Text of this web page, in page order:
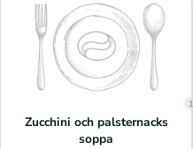
1
Zucchini och palsternacks
soppa